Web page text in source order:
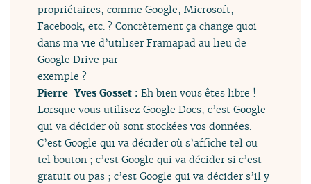
propriétaires, comme Google, Microsoft,
Facebook, etc. ? Concrètement ça change quoi
dans ma vie d’utiliser Framapad au lieu de
Google Drive par
exemple ?
Pierre-Yves Gosset :Eh bien vous êtes libre !
Lorsque vous utilisez Google Docs, c’est Google
qui va décider où sont stockées vos données.
C’est Google qui va décider où s’affiche tel ou
tel bouton ; c’est Google qui va décider si c’est
gratuit ou pas ; c’est Google qui va décider s’il y